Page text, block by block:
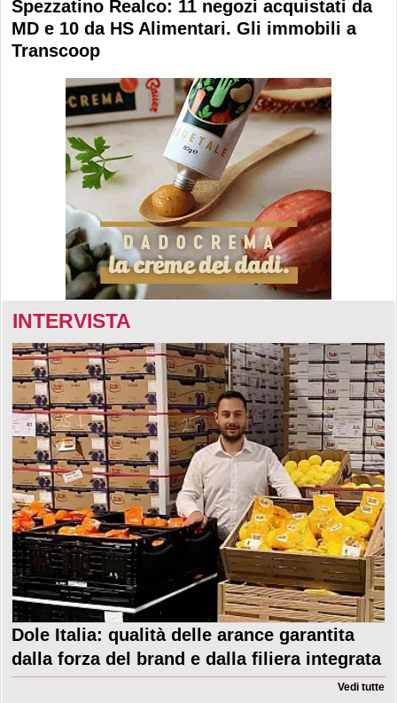
Spezzatino Realco: 11 negozi acquistati da
MD e 10 da HS Alimentari. Gli immobili a
Transcoop
INTERVISTA
Dole Italia: qualità delle arance garantita
dalla forza del brand e dalla filiera integrata
Vedi tutte